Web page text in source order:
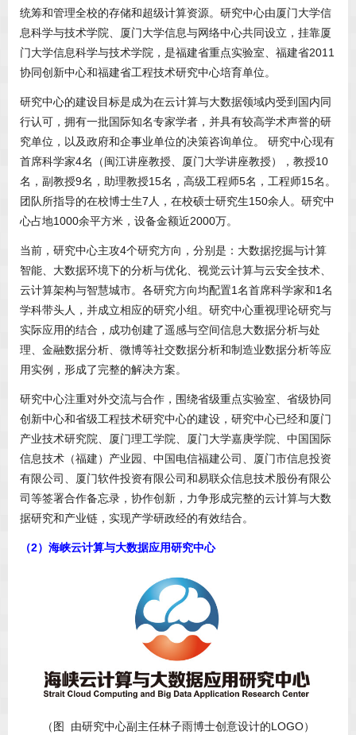
统筹和管理全校的存储和超级计算资源。研究中心由厦门大学信
息科学与技术学院、厦门大学信息与网络中心共同设立，挂靠厦
门大学信息科学与技术学院，是福建省重点实验室、福建省2011
协同创新中心和福建省工程技术研究中心培育单位。
研究中心的建设目标是成为在云计算与大数据领域内受到国内同
行认可，拥有一批国际知名专家学者，并具有较高学术声誉的研
究单位，以及政府和企事业单位的决策咨询单位。 研究中心现有
首席科学家4名（闽江讲座教授、厦门大学讲座教授），教授10
名，副教授9名，助理教授15名，高级工程师5名，工程师15名。
团队所指导的在校博士生7人，在校硕士研究生150余人。研究中
心占地1000余平方米，设备金额近2000万。
当前，研究中心主攻4个研究方向，分别是：大数据挖掘与计算
智能、大数据环境下的分析与优化、视觉云计算与云安全技术、
云计算架构与智慧城市。各研究方向均配置1名首席科学家和1名
学科带头人，并成立相应的研究小组。研究中心重视理论研究与
实际应用的结合，成功创建了遥感与空间信息大数据分析与处
理、金融数据分析、微博等社交数据分析和制造业数据分析等应
用实例，形成了完整的解决方案。
研究中心注重对外交流与合作，围绕省级重点实验室、省级协同
创新中心和省级工程技术研究中心的建设，研究中心已经和厦门
产业技术研究院、厦门理工学院、厦门大学嘉庚学院、中国国际
信息技术（福建）产业园、中国电信福建公司、厦门市信息投资
有限公司、厦门软件投资有限公司和易联众信息技术股份有限公
司等签署合作备忘录，协作创新，力争形成完整的云计算与大数
据研究和产业链，实现产学研政经的有效结合。
（2）海峡云计算与大数据应用研究中心
（图 由研究中心副主任林子雨博士创意设计的LOGO）